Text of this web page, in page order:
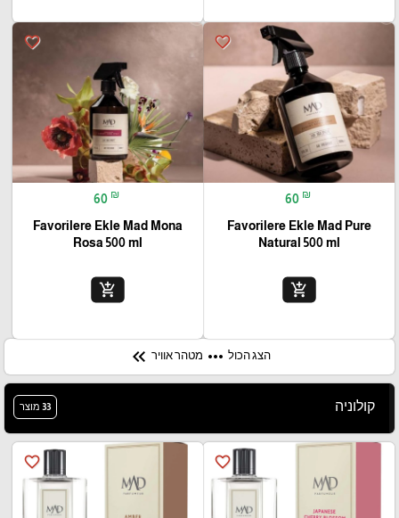
favorite_border
60 ₪
Favorilere Ekle Mad Pure
Natural 500 ml
add_shopping_cart
favorite_border
60 ₪
Favorilere Ekle Mad Mona
Rosa 500 ml
add_shopping_cart
הצג הכול more_horiz מטהר אוויר keyboard_double_arrow_left
קולוניה 33 מוצר
favorite_border
favorite_border